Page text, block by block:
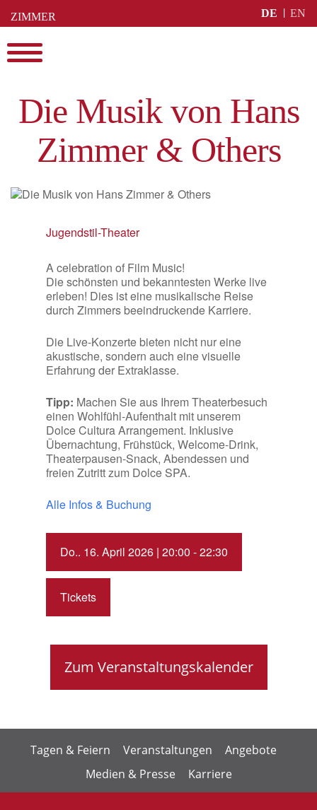
ZIMMER
DE EN
Menu
Die Musik von Hans
Zimmer & Others
Jugendstil-Theater
A celebration of Film Music!
Die schönsten und bekanntesten Werke live
erleben! Dies ist eine musikalische Reise
durch Zimmers beeindruckende Karriere.
Die Live-Konzerte bieten nicht nur eine
akustische, sondern auch eine visuelle
Erfahrung der Extraklasse.
Tipp: Machen Sie aus Ihrem Theaterbesuch
einen Wohlfühl-Aufenthalt mit unserem
Dolce Cultura Arrangement. Inklusive
Übernachtung, Frühstück, Welcome-Drink,
Theaterpausen-Snack, Abendessen und
freien Zutritt zum Dolce SPA.
Alle Infos & Buchung
Do.. 16. April 2026 | 20:00 - 22:30
Tickets
Zum Veranstaltungskalender
Tagen & Feiern Veranstaltungen
Angebote
Medien & Presse
Karriere